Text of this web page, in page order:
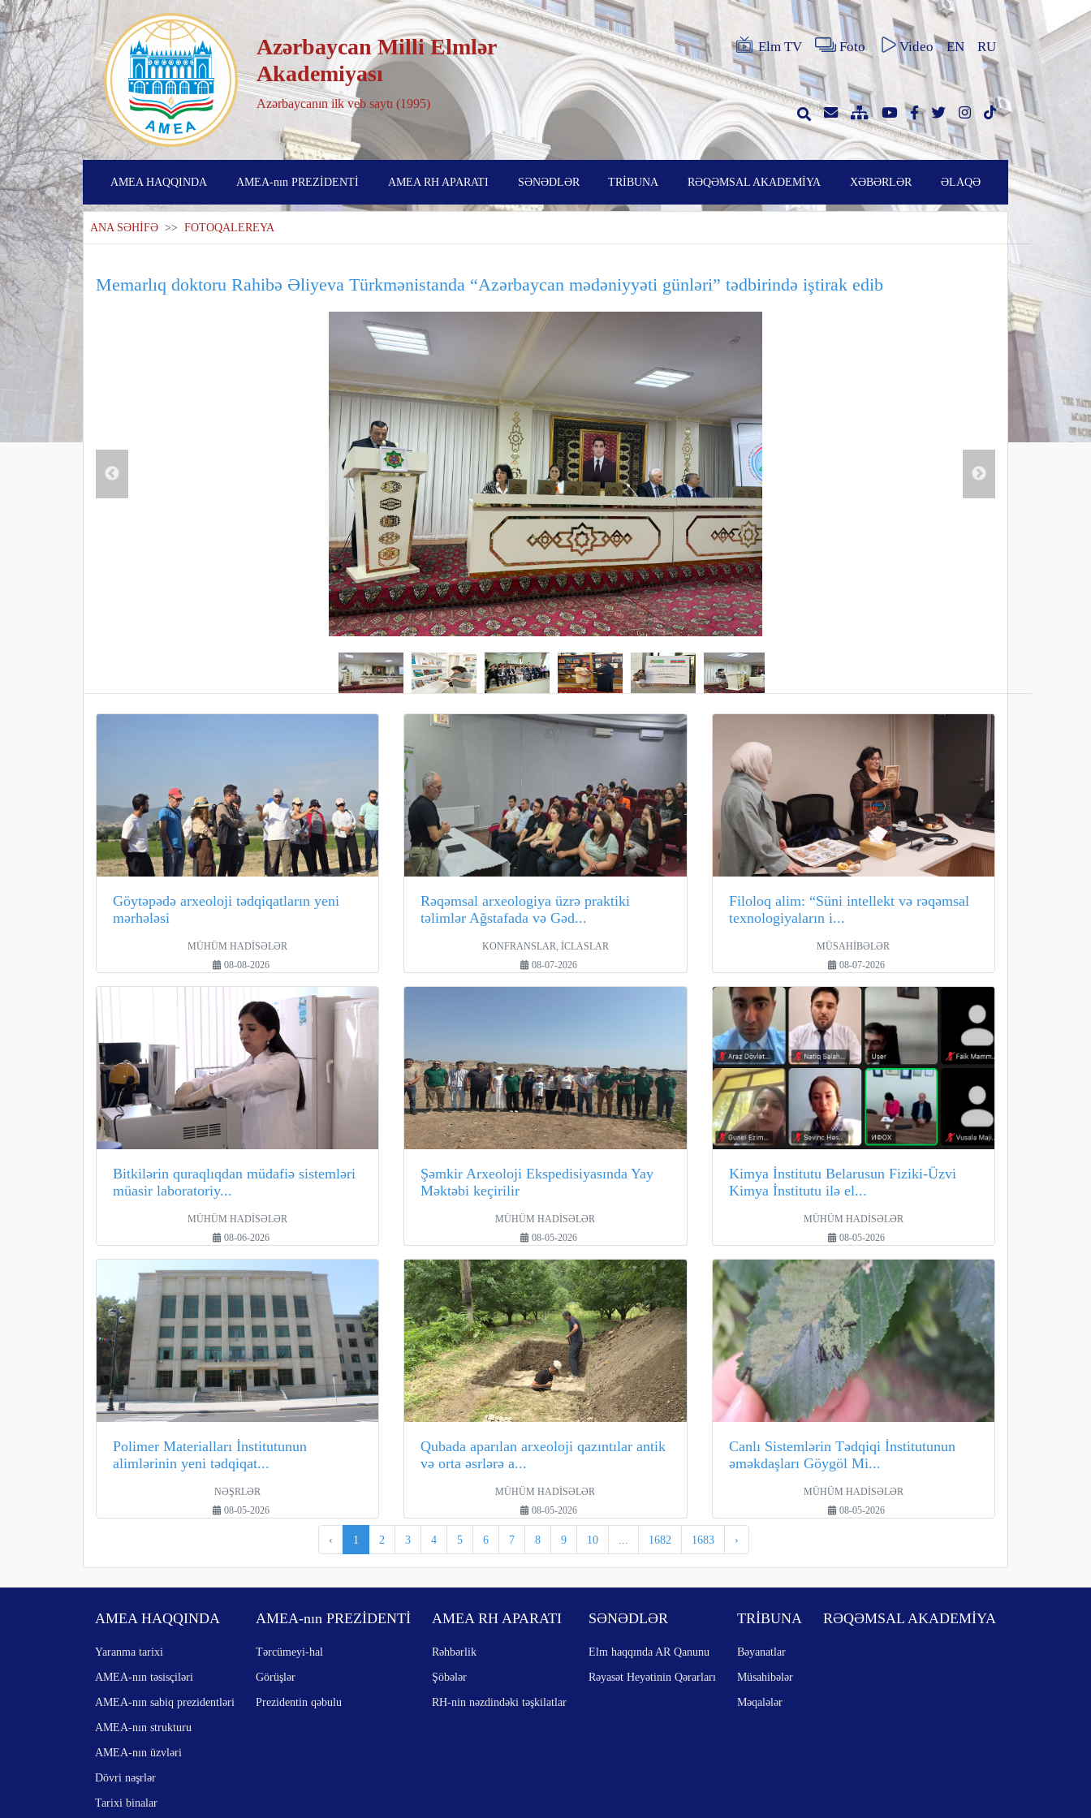
Azərbaycan Milli Elmlər
Akademiyası
Azərbaycanın ilk veb saytı (1995)
Elm TV Foto Video EN RU
AMEA HAQQINDA AMEA-nın PREZİDENTİ AMEA RH APARATI SƏNƏDLƏR TRİBUNA RƏQƏMSAL AKADEMİYA XƏBƏRLƏR ƏLAQƏ
ANA SƏHİFƏ >> FOTOQALEREYA
Memarlıq doktoru Rahibə Əliyeva Türkmənistanda “Azərbaycan mədəniyyəti günləri” tədbirində iştirak edib
Göytəpədə arxeoloji tədqiqatların yeni
mərhələsi
MÜHÜM HADİSƏLƏR
08-08-2026
Rəqəmsal arxeologiya üzrə praktiki
təlimlər Ağstafada və Gəd...
KONFRANSLAR, İCLASLAR
08-07-2026
Filoloq alim: “Süni intellekt və rəqəmsal
texnologiyaların i...
MÜSAHİBƏLƏR
08-07-2026
Bitkilərin quraqlıqdan müdafiə sistemləri
müasir laboratoriy...
MÜHÜM HADİSƏLƏR
08-06-2026
Şəmkir Arxeoloji Ekspedisiyasında Yay
Məktəbi keçirilir
MÜHÜM HADİSƏLƏR
08-05-2026
Kimya İnstitutu Belarusun Fiziki-Üzvi
Kimya İnstitutu ilə el...
MÜHÜM HADİSƏLƏR
08-05-2026
Polimer Materialları İnstitutunun
alimlərinin yeni tədqiqat...
NƏŞRLƏR
08-05-2026
Qubada aparılan arxeoloji qazıntılar antik
və orta əsrlərə a...
MÜHÜM HADİSƏLƏR
08-05-2026
Canlı Sistemlərin Tədqiqi İnstitutunun
əməkdaşları Göygöl Mi...
MÜHÜM HADİSƏLƏR
08-05-2026
‹ 1 2 3 4 5 6 7 8 9 10 1682 1683 ›
AMEA HAQQINDA
Yaranma tarixi
AMEA-nın təsisçiləri
AMEA-nın sabiq prezidentləri
AMEA-nın strukturu
AMEA-nın üzvləri
Dövri nəşrlər
Tarixi binalar
AMEA-nın PREZİDENTİ
Tərcümeyi-hal
Görüşlər
Prezidentin qəbulu
AMEA RH APARATI
Rəhbərlik
Şöbələr
RH-nin nəzdindəki təşkilatlar
SƏNƏDLƏR
Elm haqqında AR Qanunu
Rəyasət Heyətinin Qərarları
TRİBUNA
Bəyanatlar
Müsahibələr
Məqalələr
RƏQƏMSAL AKADEMİYA